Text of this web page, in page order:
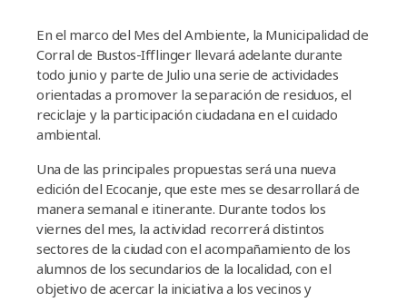
En el marco del Mes del Ambiente, la Municipalidad de
Corral de Bustos-Ifflinger llevará adelante durante
todo junio y parte de Julio una serie de actividades
orientadas a promover la separación de residuos, el
reciclaje y la participación ciudadana en el cuidado
ambiental.
Una de las principales propuestas será una nueva
edición del Ecocanje, que este mes se desarrollará de
manera semanal e itinerante. Durante todos los
viernes del mes, la actividad recorrerá distintos
sectores de la ciudad con el acompañamiento de los
alumnos de los secundarios de la localidad, con el
objetivo de acercar la iniciativa a los vecinos y